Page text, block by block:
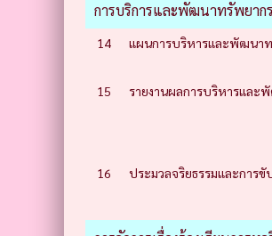
การบริการและพัฒนาทรัพยากร
14 แผนการบริหารและพัฒนา
15 รายงานผลการบริหารแล
16 ประมวลจริยธรรมและการขั